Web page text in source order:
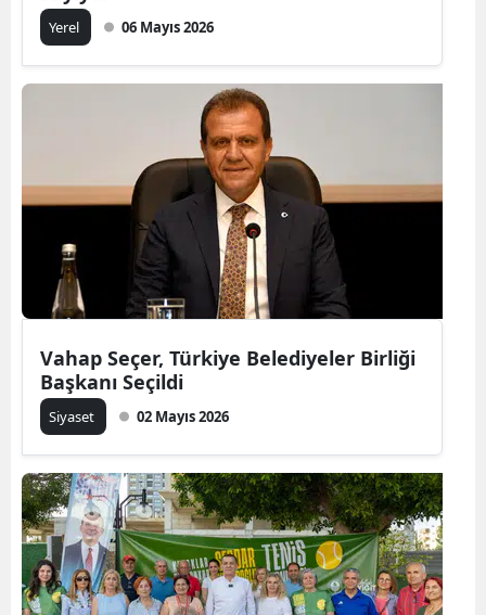
Yerel 06 Mayıs 2026
Vahap Seçer, Türkiye Belediyeler Birliği
Başkanı Seçildi
Siyaset 02 Mayıs 2026